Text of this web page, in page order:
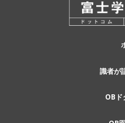
識者が
OBド